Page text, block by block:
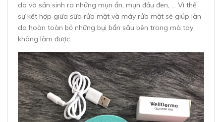
da và sản sinh ra những mụn ẩn, mụn đầu đen, … Vì thế
sự kết hợp giữa sữa rửa mặt và máy rửa mặt sẽ giúp làn
da hoàn toàn bỏ những bụi bẩn sâu bên trong mà tay
không làm được.